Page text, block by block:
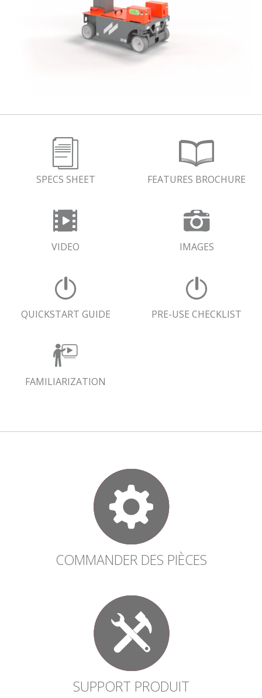
SPECS SHEET FEATURES BROCHURE
VIDEO IMAGES
QUICKSTART GUIDE PRE-USE CHECKLIST
FAMILIARIZATION
COMMANDER DES PIÈCES
SUPPORT PRODUIT